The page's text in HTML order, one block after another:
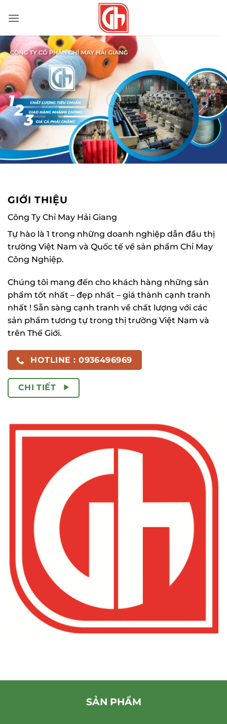
qua
dung
GIỚI THIỆU
Công Ty Chỉ May Hải Giang
Tự hào là 1 trong những doanh nghiệp dẫn đầu thị
trường Việt Nam và Quốc tế về sản phẩm Chỉ May
Công Nghiệp.
Chúng tôi mang đến cho khách hàng những sản
phẩm tốt nhất – đẹp nhất – giá thành cạnh tranh
nhất ! Sẵn sàng cạnh tranh về chất lượng với các
sản phẩm tương tự trong thị trường Việt Nam và
trên Thế Giới.
HOTLINE : 0936496969
CHI TIẾT
SẢN PHẨM